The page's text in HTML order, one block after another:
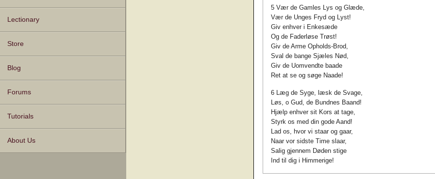
Lectionary
Store
Blog
Forums
Tutorials
About Us
5 Vær de Gamles Lys og Glæde,
Vær de Unges Fryd og Lyst!
Giv enhver i Enkesæde
Og de Faderløse Trøst!
Giv de Arme Opholds-Brod,
Sval de bange Sjæles Nød,
Giv de Uomvendte baade
Ret at se og søge Naade!
6 Læg de Syge, læsk de Svage,
Løs, o Gud, de Bundnes Baand!
Hjælp enhver sit Kors at tage,
Styrk os med din gode Aand!
Lad os, hvor vi staar og gaar,
Naar vor sidste Time slaar,
Salig gjennem Døden stige
Ind til dig i Himmerige!